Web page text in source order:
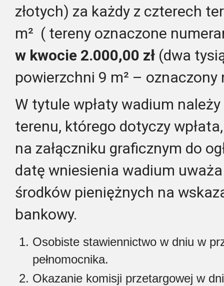
złotych) za każdy z czterech
m² ( tereny oznaczone
w kwocie 2.000,00 zł (dwa
powierzchni 9 m² – oznaczony
W tytule wpłaty wadium
terenu, którego dotyczy
na załączniku graficznym do
datę wniesienia wadium
środków pieniężnych na
bankowy.
Osobiste stawiennictwo w dniu w
pełnomocnika.
Okazanie komisji przetargowej w